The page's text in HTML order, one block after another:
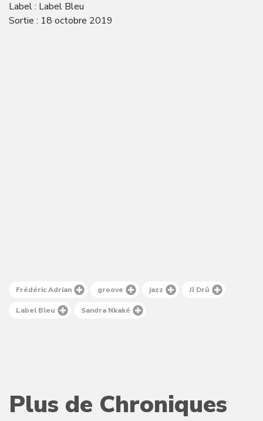
Label : Label Bleu
Sortie : 18 octobre 2019
Frédéric Adrian groove jazz Jî Drû
Label Bleu Sandra Nkaké
Plus de Chroniques